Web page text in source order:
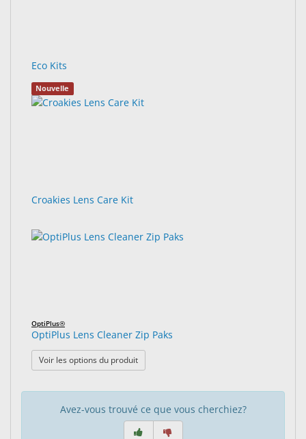
Eco Kits
Nouvelle
Croakies Lens Care Kit
OptiPlus®
OptiPlus Lens Cleaner Zip Paks
Voir les options du produit: OptiPlus Lens Cleaner Zip Paks
Avez-vous trouvé ce que vous cherchiez?